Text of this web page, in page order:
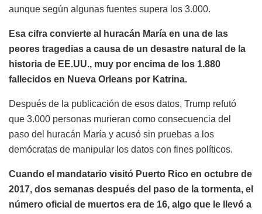
aunque según algunas fuentes supera los 3.000.
Esa cifra convierte al huracán María en una de las
peores tragedias a causa de un desastre natural de la
historia de EE.UU., muy por encima de los 1.880
fallecidos en Nueva Orleans por Katrina.
Después de la publicación de esos datos, Trump refutó
que 3.000 personas murieran como consecuencia del
paso del huracán María y acusó sin pruebas a los
demócratas de manipular los datos con fines políticos.
Cuando el mandatario visitó Puerto Rico en octubre de
2017, dos semanas después del paso de la tormenta, el
número oficial de muertos era de 16, algo que le llevó a